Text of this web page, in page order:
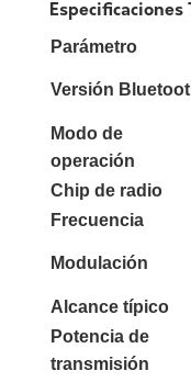
Especificaciones
Parámetro
Versión
Modo de
operación
Chip de radio
Frecuencia
Modulación
Alcance típico
Potencia de
transmisión